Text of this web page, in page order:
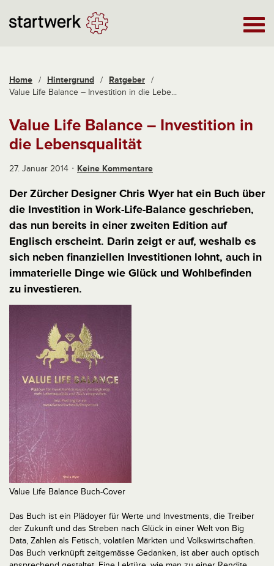
Home / Hintergrund / Ratgeber /
Value Life Balance – Investition in die Lebe...
Value Life Balance – Investition in
die Lebensqualität
27. Januar 2014 Keine Kommentare
Der Zürcher Designer Chris Wyer hat ein Buch über
die Investition in Work-Life-Balance geschrieben,
das nun bereits in einer zweiten Edition auf
Englisch erscheint. Darin zeigt er auf, weshalb es
sich neben finanziellen Investitionen lohnt, auch in
immaterielle Dinge wie Glück und Wohlbefinden
zu investieren.
Value Life Balance Buch-Cover
Das Buch ist ein Plädoyer für Werte und Investments, die Treiber
der Zukunft und das Streben nach Glück in einer Welt von Big
Data, Zahlen als Fetisch, volatilen Märkten und Volkswirtschaften.
Das Buch verknüpft zeitgemässe Gedanken, ist aber auch optisch